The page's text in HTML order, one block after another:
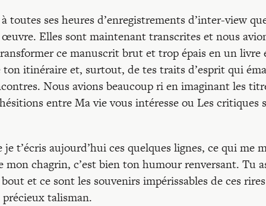
toutes ses heures d’enregistrements d’inter-view
Elles sont maintenant transcrites et nous
ce manuscrit brut et trop épais en un livre
itinéraire et, surtout, de tes traits d’esprit qui
Nous avions beaucoup ri en imaginant les
entre Ma vie vous intéresse ou Les critiques
je t’écris aujourd’hui ces quelques lignes, ce qui me
mon chagrin, c’est bien ton humour renversant. Tu
et ce sont les souvenirs impérissables de ces
talisman.